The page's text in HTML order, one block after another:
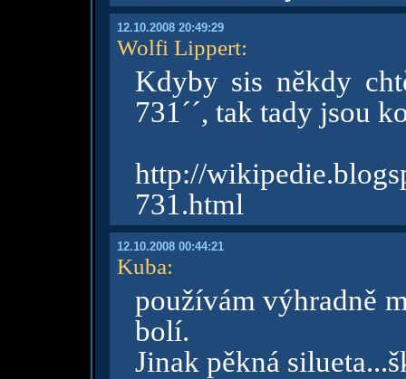
12.10.2008 20:49:29
Wolfi Lippert:
Kdyby sis někdy
731´´, tak tady jsou
http://
731.html
12.10.2008 00:44:21
Kuba:
používám výhradně
bolí.
Jinak pěkná